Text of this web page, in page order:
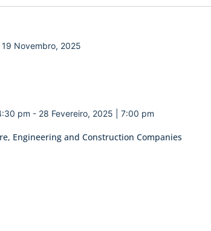
19 Novembro, 2025
Engineering and Construction Companies
pm - 28 Fevereiro, 2025 | 7:00 pm